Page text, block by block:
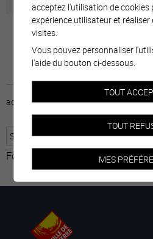
accueil horaire emploi
Fourni par Traduction
acceptez l'utilisation de
expérience utilisateur et
visites.
Vous pouvez personnaliser
l'aide du bouton ci-dessous.
TOUT
TOUT
MES